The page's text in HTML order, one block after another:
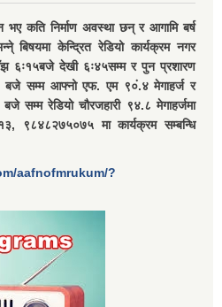
भए कति निर्माण अवस्था छन् र आगामि बर्ष
बिषयमा केन्द्रित रेडियो कार्यक्रम नगर
६ः१५बजे देखी ६ः४५सम्म र पुन प्रशारण
बजे सम्म आफ्नो एफ. एम ९०ं.४ मेगाहर्ज र
सम्म रेडियो चौरजहारी ९४.८ मेगाहर्जमा
९८४८२७५०७५ मा कार्यक्रम सम्बन्धि
aafnofmrukum/?